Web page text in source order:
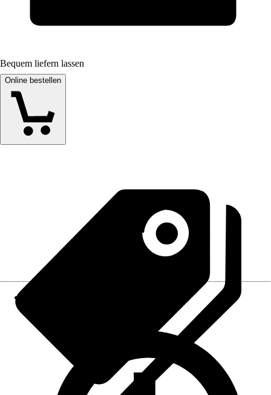
Bequem liefern lassen
Online bestellen